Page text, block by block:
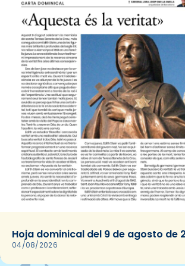
Hoja dominical del 9 de agosto de
04/08/2026